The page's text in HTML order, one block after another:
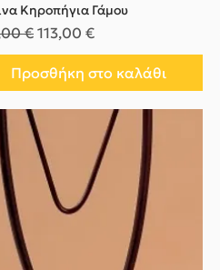
Κηροπήγια Γάμου
τιμή
€ Τιμή Έκπτωσης
113,00 €
Προσθήκη στο καλάθι